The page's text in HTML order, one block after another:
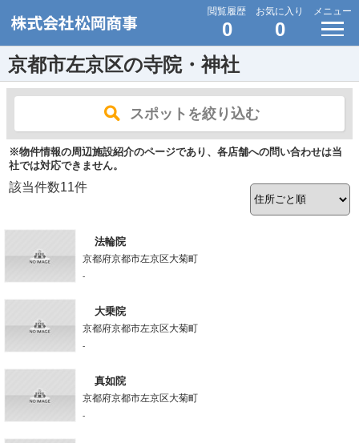
閲覧履歴
0
お気に入り
0
メニュー
京都市左京区の寺院・神社
スポットを絞り込む
※物件情報の周辺施設紹介のページであり、各店舗への問い合わせは当
社では対応できません。
該当件数11件
法輪院
京都府京都市左京区大菊町
-
大乗院
京都府京都市左京区大菊町
-
真如院
京都府京都市左京区大菊町
-